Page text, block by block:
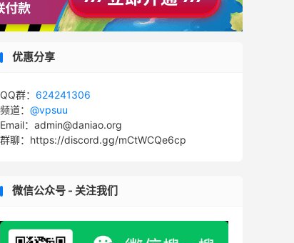
优惠分享
QQ群： 624241306
频道： @vpsuu
Email：admin@daniao.org
群聊：https://discord.gg/mCtWCQe6cp
微信公众号 - 关注我们